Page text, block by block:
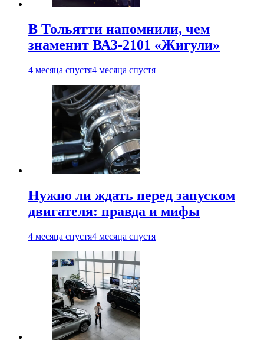
В Тольятти напомнили, чем
знаменит ВАЗ-2101 «Жигули»
4 месяца спустя4 месяца спустя
Нужно ли ждать перед запуском
двигателя: правда и мифы
4 месяца спустя4 месяца спустя